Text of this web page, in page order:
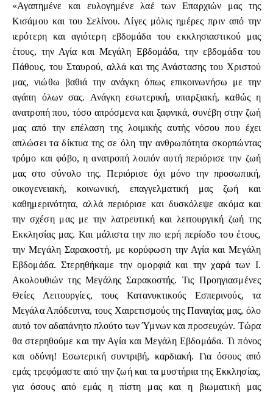
«Αγαπημένε και ευλογημένε λαέ των Επαρχιών μας της
Κισάμου και του Σελίνου. Λίγες μόλις ημέρες πριν από την
ιερότερη και αγιότερη εβδομάδα του εκκλησιαστικού μας
έτους, την Αγία και Μεγάλη Εβδομάδα, την εβδομάδα του
Πάθους, του Σταυρού, αλλά και της Ανάστασης του Χριστού
μας, νιώθω βαθιά την ανάγκη όπως επικοινωνήσω με την
αγάπη όλων σας. Ανάγκη εσωτερική, υπαρξιακή, καθώς η
ανατροπή που, τόσο απρόσμενα και ξαφνικά, συνέβη στην ζωή
μας από την επέλαση της λοιμικής αυτής νόσου που έχει
απλώσει τα δίκτυα της σε όλη την ανθρωπότητα σκορπώντας
τρόμο και φόβο, η ανατροπή λοιπόν αυτή περιόρισε την ζωή
μας στο σύνολο της. Περιόρισε όχι μόνο την προσωπική,
οικογενειακή, κοινωνική, επαγγελματική μας ζωή και
καθημερινότητα, αλλά περιόρισε και δυσκόλεψε ακόμα και
την σχέση μας με την λατρευτική και λειτουργική ζωή της
Εκκλησίας μας. Και μάλιστα την πιο ιερή περίοδο του έτους,
την Μεγάλη Σαρακοστή, με κορύφωση την Αγία και Μεγάλη
Εβδομάδα. Στερηθήκαμε την ομορφιά και την χαρά των Ι.
Ακολουθιών της Μεγάλης Σαρακοστής. Τις Προηγιασμένες
Θείες Λειτουργίες, τους Κατανυκτικούς Εσπερινούς, τα
Μεγάλα Απόδειπνα, τους Χαιρετισμούς της Παναγίας μας, όλο
αυτό τον αδαπάνητο πλούτο των Ύμνων και προσευχών. Τώρα
θα στερηθούμε και την Αγία και Μεγάλη Εβδομάδα. Τι πόνος
και οδύνη! Εσωτερική συντριβή, καρδιακή. Για όσους από
εμάς τρεφόμαστε από την ζωή και τα μυστήρια της Εκκλησίας,
για όσους από εμάς η πίστη μας και η βιωματική μας